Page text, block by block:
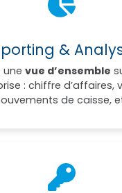
&
unevue d’ensemble
: chiffre d’affaires,
de caisse,